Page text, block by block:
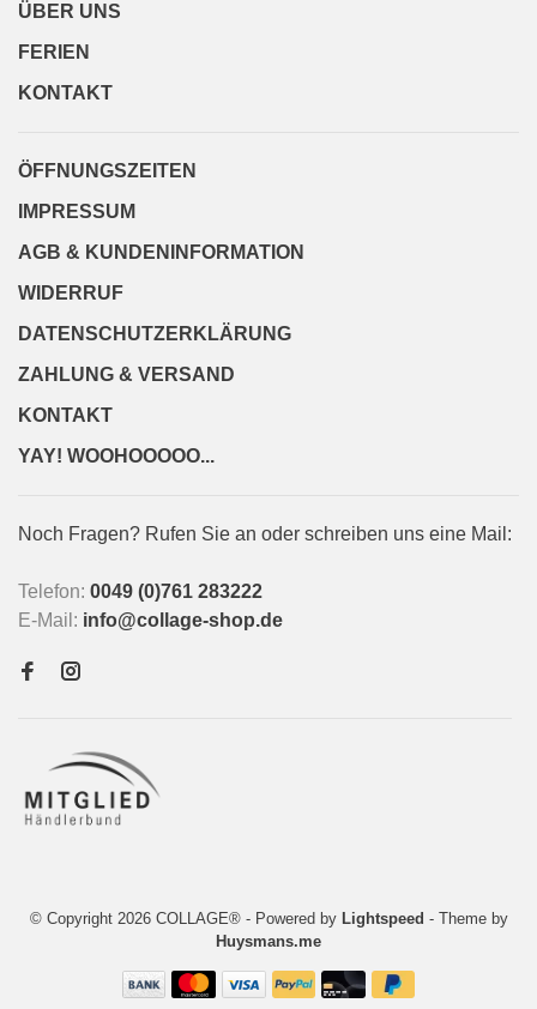
ÜBER UNS
FERIEN
KONTAKT
ÖFFNUNGSZEITEN
IMPRESSUM
AGB & KUNDENINFORMATION
WIDERRUF
DATENSCHUTZERKLÄRUNG
ZAHLUNG & VERSAND
KONTAKT
YAY! WOOHOOOOO...
Noch Fragen? Rufen Sie an oder schreiben uns eine Mail:
Telefon: 0049 (0)761 283222
E-Mail: info@collage-shop.de
© Copyright 2026 COLLAGE® - Powered by Lightspeed - Theme by
Huysmans.me